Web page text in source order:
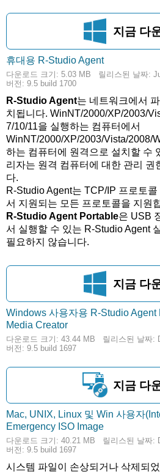
지금 다
5.03
휴대용 R-Studio Agent
다운로드 크기: 5.03 MB
릴리스된 날짜:
버전: 9.5 build 1700
R-Studio Agent는 네트워크에서
치됩니다. WinNT/2000/XP/2003/
7/10/11을 실행하는 컴퓨터에서
WinNT/2000/XP/2003/Vista/2008/
하는 컴퓨터에 원격으로 설치할 수
리자는 원격 컴퓨터에 대한 관리 권
다.
R-Studio Agent는 TCP/IP 프로토콜
서 지원되는 모든 프로토콜을 지원
R-Studio Agent Portable은 USB
서 실행할 수 있는 R-Studio Agent
필요하지 않습니다.
지금 다
43.44
Windows 사용자용 R-Studio Agent
Media Creator
다운로드 크기: 43.44 MB
릴리스된 날짜:
버전: 9.5 build 1697
지금 다
40.21
Mac, UNIX, Linux 및 Win 사용자
Emergency ISO Image
다운로드 크기: 40.21 MB
릴리스된 날짜:
버전: 9.5 build 1697
시스템 파일이 손상되거나 삭제되